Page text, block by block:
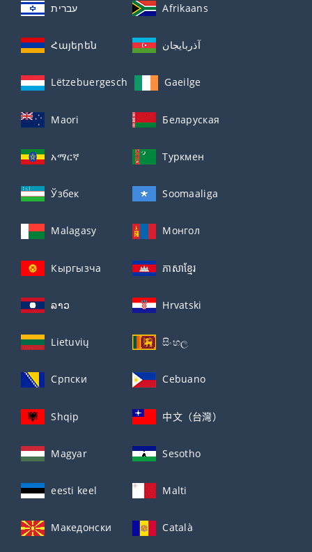
עברית Afrikaans
Հայերեն آذربايجان
Lëtzebuergesch Gaeilge
Maori Беларуская
አማርኛ Туркмен
Ўзбек Soomaaliga
Malagasy Монгол
Кыргызча ភាសាខ្មែរ
ລາວ Hrvatski
Lietuvių සිංහල
Српски Cebuano
Shqip 中文（台灣）
Magyar Sesotho
eesti keel Malti
Македонски Català